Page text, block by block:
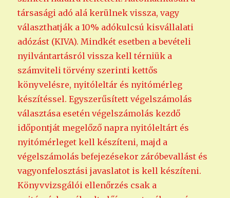
társasági adó alá kerülnek vissza, vagy
választhatják a 10% adókulcsú kisvállalati
adózást (KIVA). Mindkét esetben a bevételi
nyilvántartásról vissza kell térniük a
számviteli törvény szerinti kettős
könyvelésre, nyitóleltár és nyitómérleg
készítéssel. Egyszerűsített végelszámolás
választása esetén végelszámolás kezdő
időpontját megelőző napra nyitóleltárt és
nyitómérleget kell készíteni, majd a
végelszámolás befejezésekor záróbevallást és
vagyonfelosztási javaslatot is kell készíteni.
Könyvvizsgálói ellenőrzés csak a